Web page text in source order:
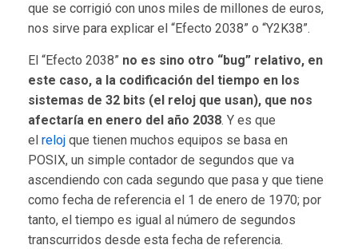
que se corrigió con unos miles de millones de euros,
nos sirve para explicar el “Efecto 2038” o “Y2K38”.
El “Efecto 2038” no es sino otro “bug” relativo, en
este caso, a la codificación del tiempo en los
sistemas de 32 bits (el reloj que usan), que nos
afectaría en enero del año 2038. Y es que
el reloj que tienen muchos equipos se basa en
POSIX, un simple contador de segundos que va
ascendiendo con cada segundo que pasa y que tiene
como fecha de referencia el 1 de enero de 1970; por
tanto, el tiempo es igual al número de segundos
transcurridos desde esta fecha de referencia.